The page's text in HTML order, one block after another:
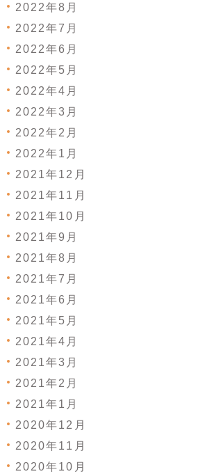
2022年8月
2022年7月
2022年6月
2022年5月
2022年4月
2022年3月
2022年2月
2022年1月
2021年12月
2021年11月
2021年10月
2021年9月
2021年8月
2021年7月
2021年6月
2021年5月
2021年4月
2021年3月
2021年2月
2021年1月
2020年12月
2020年11月
2020年10月